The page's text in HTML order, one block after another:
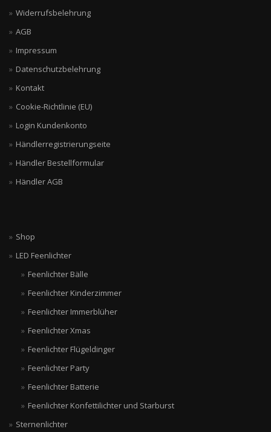
Widerrufsbelehrung
AGB
Impressum
Datenschutzbelehrung
Kontakt
Cookie-Richtlinie (EU)
Login Kundenkonto
Händlerregistrierungseite
Händler Bestellformular
Händler AGB
Shop
LED Feenlichter
Feenlichter Bälle
Feenlichter Kinderzimmer
Feenlichter Immerblüher
Feenlichter Xmas
Feenlichter Flügeldinger
Feenlichter Party
Feenlichter Batterie
Feenlichter Konfettilichter und Starburst
Sternenlichter